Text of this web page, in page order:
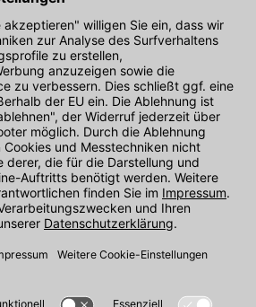
montags bis freitags von 08:00 - 17:00
07071 / 151-151für Sie erreichbar.
Kontaktformular nutzen.
Niederlassungen finden Sie hier.